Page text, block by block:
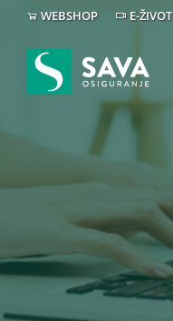
WEBSHOP E-ŽIVOT